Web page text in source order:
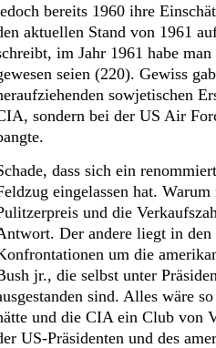
bereits 1960 ihre
aktuellen Stand von 1961
im Jahr 1961 habe
seien (220). Gewiss
sowjetischen
sondern bei der US Air
dass sich ein
eingelassen hat.
und die
Der andere liegt in
um die
jr., die selbst unter
sind. Alles wäre
und die CIA ein Club von
US-Präsidenten und des